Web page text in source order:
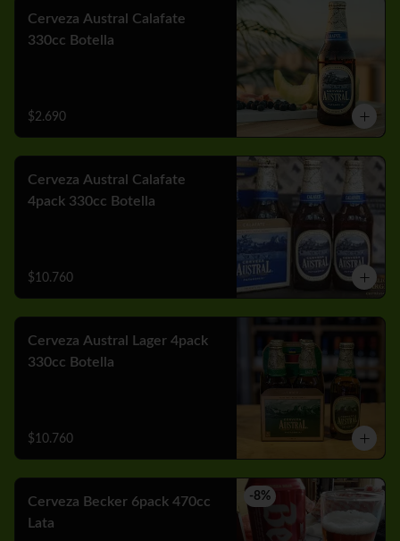
Cerveza Austral Calafate
330cc Botella
$2.690
Cerveza Austral Calafate
4pack 330cc Botella
$10.760
Cerveza Austral Lager 4pack
330cc Botella
$10.760
-8%
Cerveza Becker 6pack 470cc
Lata